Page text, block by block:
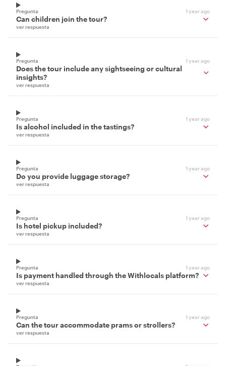
Pregunta 1 year ago
Can children join the tour?
ver respuesta
Pregunta 1 year ago
Does the tour include any sightseeing or cultural
insights?
ver respuesta
Pregunta 1 year ago
Is alcohol included in the tastings?
ver respuesta
Pregunta 1 year ago
Do you provide luggage storage?
ver respuesta
Pregunta 1 year ago
Is hotel pickup included?
ver respuesta
Pregunta 1 year ago
Is payment handled through the Withlocals platform?
ver respuesta
Pregunta 1 year ago
Can the tour accommodate prams or strollers?
ver respuesta